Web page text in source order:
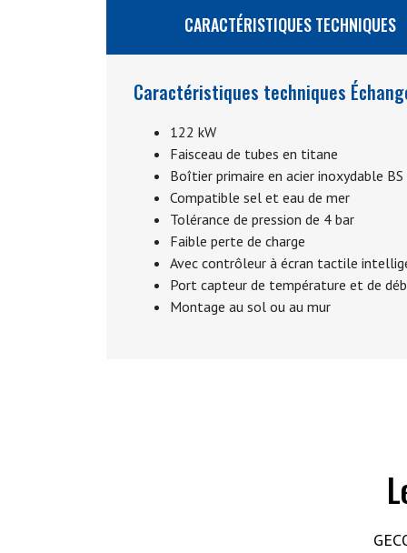
CARACTÉRISTIQUES TECHNIQUES
Caractéristiques techniques
122 kW
Faisceau de tubes en titane
Boîtier primaire en acier inoxydable
Compatible sel et eau de mer
Tolérance de pression de 4 bar
Faible perte de charge
Avec contrôleur à écran tactile
Port capteur de température et de
Montage au sol ou au mur